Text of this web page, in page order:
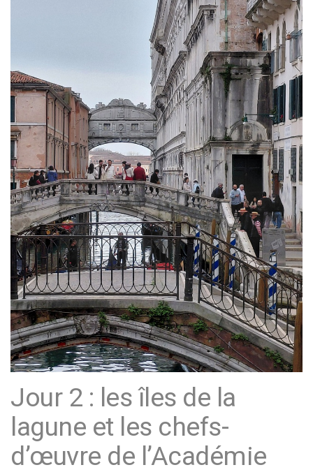
Jour 2 : les îles de la
lagune et les chefs-
d’œuvre de l’Académie